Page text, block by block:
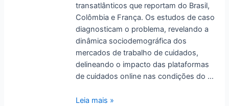
transatlânticos que reportam do Brasil,
Colômbia e França. Os estudos de caso
diagnosticam o problema, revelando a
dinâmica sociodemográfica dos
mercados de trabalho de cuidados,
delineando o impacto das plataformas
de cuidados online nas condições do …
Leia mais »